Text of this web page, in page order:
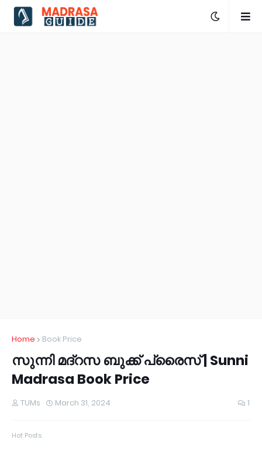
Home Book Price
സുന്നി മദ്റസ ബുക്ക് പ്രൈസ് | Sunni
Madrasa Book Price
TUMs March 31, 2024 1
Hot Posts